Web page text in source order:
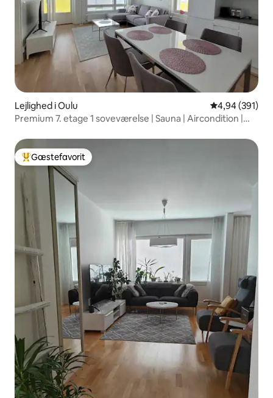
Lejlighed i Oulu 4,94 ud af 5 i
4,94 (391)
Premium 7. etage 1 soveværelse | Sauna | Aircondition |
Bedste gæstefavorit
Gæstefavorit